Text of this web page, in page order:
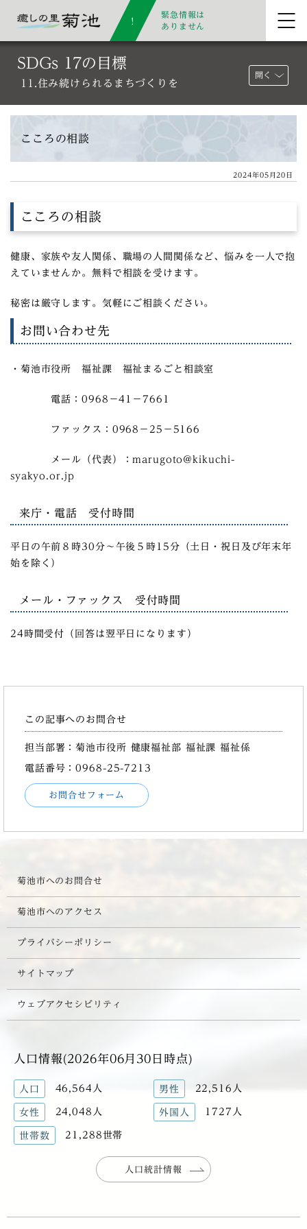
緊急情報は
ありません
SDGs 17の目標
11.住み続けられるまちづくりを
開く
こころの相談
2024年05月20日
こころの相談
健康、家族や友人関係、職場の人間関係など、悩みを一人で抱
えていませんか。無料で相談を受けます。
秘密は厳守します。気軽にご相談ください。
お問い合わせ先
・菊池市役所 福祉課 福祉まるごと相談室
電話：0968－41－7661
ファックス：0968－25－5166
メール（代表）：marugoto@kikuchi-
syakyo.or.jp
来庁・電話 受付時間
平日の午前８時30分～午後５時15分（土日・祝日及び年末年
始を除く）
メール・ファックス 受付時間
24時間受付（回答は翌平日になります）
この記事へのお問合せ
担当部署：菊池市役所 健康福祉部 福祉課 福祉係
電話番号：0968-25-7213
お問合せフォーム
菊池市へのお問合せ
菊池市へのアクセス
プライバシーポリシー
サイトマップ
ウェブアクセシビリティ
人口情報(2026年06月30日時点)
人口 46,564人 男性 22,516人
女性 24,048人 外国人 1727人
世帯数 21,288世帯
人口統計情報